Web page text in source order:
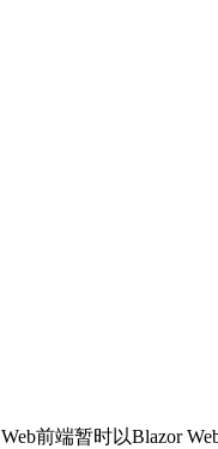
前端暂时以Blazor